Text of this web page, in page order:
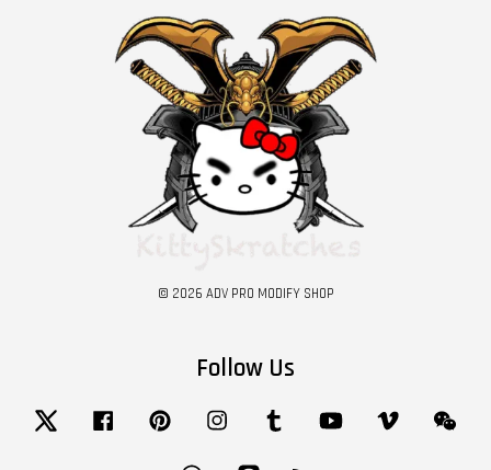
© 2026 ADV PRO MODIFY SHOP
Follow Us
Twitter Facebook Pinterest Instagram Tumblr YouTube Vimeo